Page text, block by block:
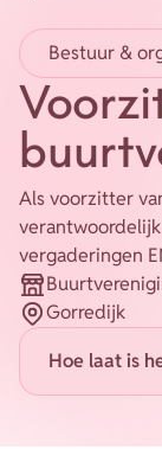
Mentale
Geldzaken
Meedoen
Wonen
Energie
Nieuws
Organisaties
Over ons
Contact
Bestuur &
Als voorzitter
vergaderingen
Organisatie
PlaatsGorredijk
Hoe laat is